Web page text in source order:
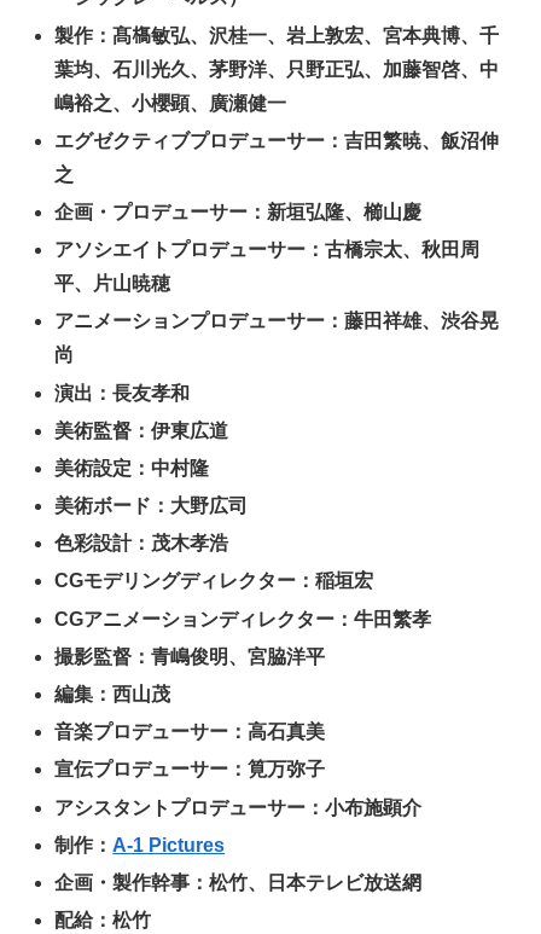
製作：髙𣘺敏弘、沢桂一、岩上敦宏、宮本典博、千
葉均、石川光久、茅野洋、只野正弘、加藤智啓、中
嶋裕之、小櫻顕、廣瀬健一
エグゼクティブプロデューサー：吉田繁暁、飯沼伸
之
企画・プロデューサー：新垣弘隆、櫛山慶
アソシエイトプロデューサー：古橋宗太、秋田周
平、片山暁穂
アニメーションプロデューサー：藤田祥雄、渋谷晃
尚
演出：長友孝和
美術監督：伊東広道
美術設定：中村隆
美術ボード：大野広司
色彩設計：茂木孝浩
CGモデリングディレクター：稲垣宏
CGアニメーションディレクター：牛田繁孝
撮影監督：青嶋俊明、宮脇洋平
編集：西山茂
音楽プロデューサー：高石真美
宣伝プロデューサー：筧万弥子
アシスタントプロデューサー：小布施顕介
制作： A-1 Pictures
企画・製作幹事：松竹、日本テレビ放送網
配給：松竹